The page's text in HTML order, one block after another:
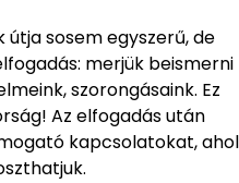
sosem egyszerű, de
merjük beismerni
szorongásaink. Ez
Az elfogadás után
kapcsolatokat, ahol